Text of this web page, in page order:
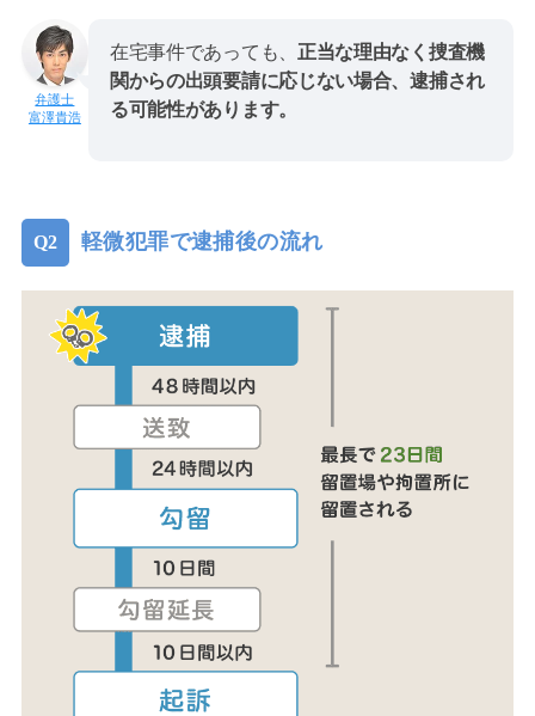
富澤貴浩
在宅事件であっても、 正当な理由なく捜査機
関からの出頭要請に応じない場合、逮捕され
る可能性があります。
軽微犯罪で逮捕後の流れ